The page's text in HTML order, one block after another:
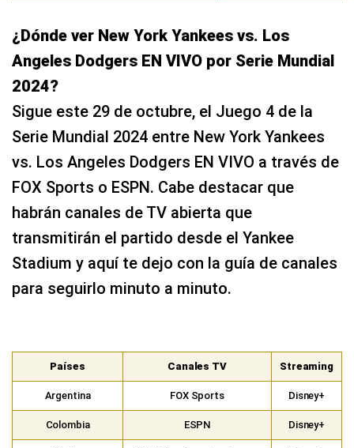
¿Dónde ver New York Yankees vs. Los
Angeles Dodgers EN VIVO por Serie Mundial
2024?
Sigue este 29 de octubre, el Juego 4 de la
Serie Mundial 2024 entre New York Yankees
vs. Los Angeles Dodgers EN VIVO a través de
FOX Sports o ESPN. Cabe destacar que
habrán canales de TV abierta que
transmitirán el partido desde el Yankee
Stadium y aquí te dejo con la guía de canales
para seguirlo minuto a minuto.
Países Canales TV Streaming
Argentina FOX Sports Disney+
Colombia ESPN Disney+